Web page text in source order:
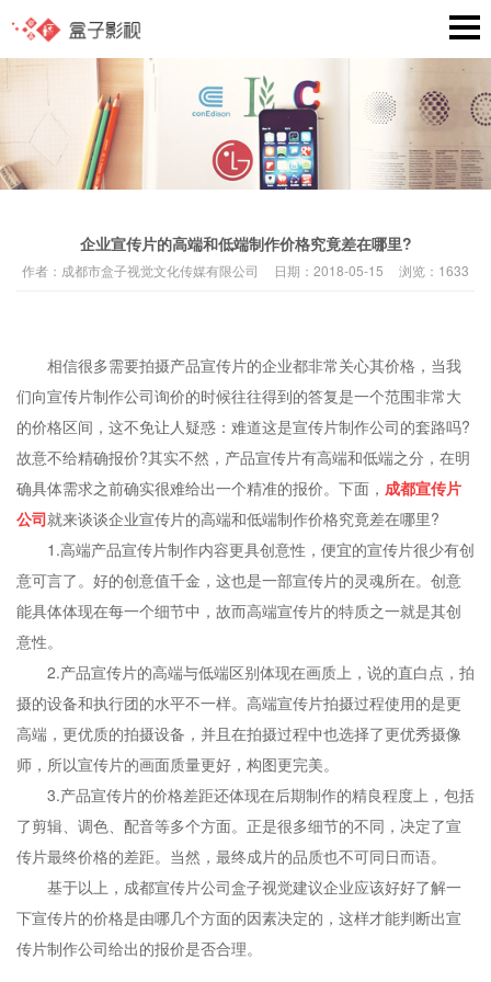
企业宣传片的高端和低端制作价格究竟差在哪里?
作者： 成都市盒子视觉文化传媒有限公司 日期： 2018-05-15 浏览： 1633
相信很多需要拍摄产品宣传片的企业都非常关心其价格，当我
们向宣传片制作公司询价的时候往往得到的答复是一个范围非常大
的价格区间，这不免让人疑惑：难道这是宣传片制作公司的套路吗?
故意不给精确报价?其实不然，产品宣传片有高端和低端之分，在明
确具体需求之前确实很难给出一个精准的报价。下面， 成都宣传片
公司就来谈谈企业宣传片的高端和低端制作价格究竟差在哪里?
1.高端产品宣传片制作内容更具创意性，便宜的宣传片很少有创
意可言了。好的创意值千金，这也是一部宣传片的灵魂所在。创意
能具体体现在每一个细节中，故而高端宣传片的特质之一就是其创
意性。
2.产品宣传片的高端与低端区别体现在画质上，说的直白点，拍
摄的设备和执行团的水平不一样。高端宣传片拍摄过程使用的是更
高端，更优质的拍摄设备，并且在拍摄过程中也选择了更优秀摄像
师，所以宣传片的画面质量更好，构图更完美。
3.产品宣传片的价格差距还体现在后期制作的精良程度上，包括
了剪辑、调色、配音等多个方面。正是很多细节的不同，决定了宣
传片最终价格的差距。当然，最终成片的品质也不可同日而语。
基于以上，成都宣传片公司盒子视觉建议企业应该好好了解一
下宣传片的价格是由哪几个方面的因素决定的，这样才能判断出宣
传片制作公司给出的报价是否合理。